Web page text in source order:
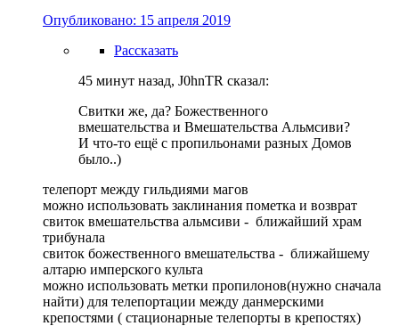
Опубликовано: 15 апреля 2019
Рассказать
45 минут назад, J0hnTR сказал:
Свитки же, да? Божественного
вмешательства и Вмешательства Альмсиви?
И что-то ещё с пропильонами разных Домов
было..)
телепорт между гильдиями магов
можно использовать заклинания пометка и возврат
свиток вмешательства альмсиви - ближайший храм
трибунала
свиток божественного вмешательства - ближайшему
алтарю имперского культа
можно использовать метки пропилонов(нужно сначала
найти) для телепортации между данмерскими
крепостями ( стационарные телепорты в крепостях)